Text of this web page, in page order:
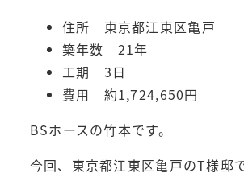
住所 東京都江東区亀戸
築年数 21年
工期 3日
費用 約1,724,650円
BSホースの竹本です。
今回、東京都江東区亀戸のT様邸